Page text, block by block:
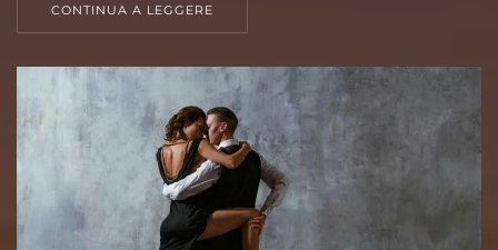
CONTINUA A LEGGERE